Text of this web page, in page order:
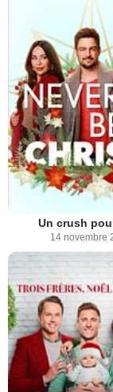
Un crush
14 novembre